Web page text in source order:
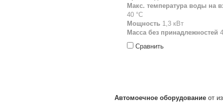
Макс. температура воды на
40 °С
Мощность 1,3 кВт
Масса без принадлежностей
Сравнить
Автомоечное оборудование от